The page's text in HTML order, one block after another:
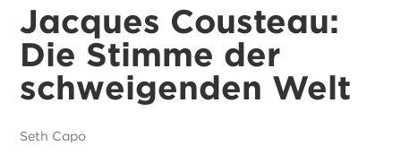
Jacques Cousteau:
Die Stimme der
schweigenden Welt
Seth Capo